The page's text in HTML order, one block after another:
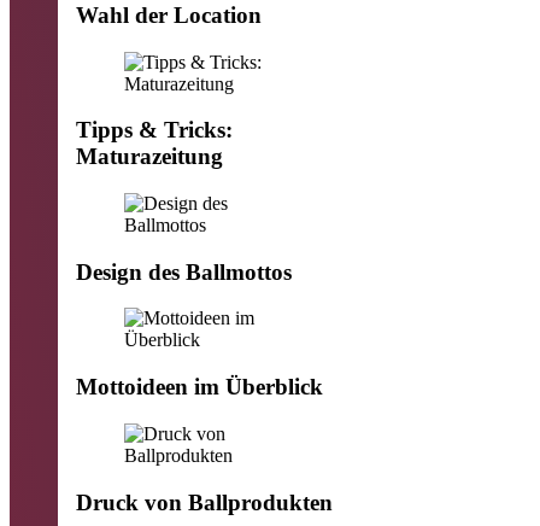
Wahl der Location
Tipps & Tricks:
Maturazeitung
Design des Ballmottos
Mottoideen im Überblick
Druck von Ballprodukten